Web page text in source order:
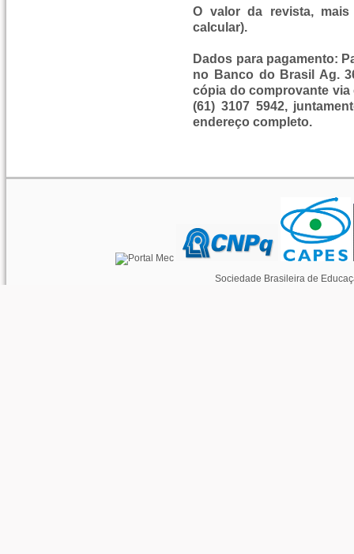
O valor da revista,
calcular).
Dados para pagamento:
no Banco do Brasil Ag.
cópia do comprovante
(61) 3107 5942,
endereço completo.
Sociedade Brasileira de